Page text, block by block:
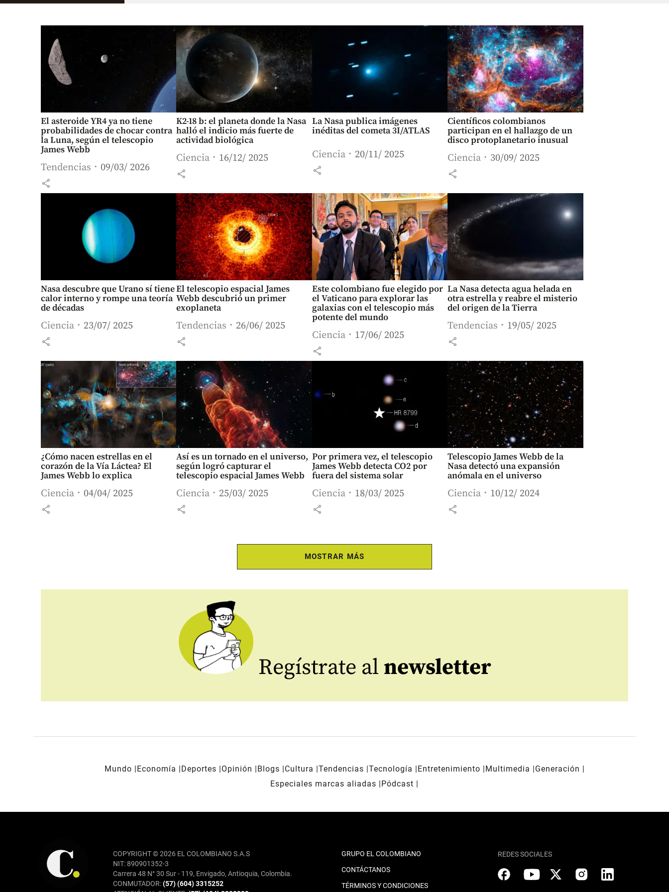
El asteroide YR4 ya no tiene
probabilidades de chocar contra
la Luna, según el telescopio
James Webb
Tendencias 09/03/ 2026
share
K2-18 b: el planeta donde la Nasa
halló el indicio más fuerte de
actividad biológica
Ciencia 16/12/ 2025
share
La Nasa publica imágenes
inéditas del cometa 3I/ATLAS
Ciencia 20/11/ 2025
share
Científicos colombianos
participan en el hallazgo de un
disco protoplanetario inusual
Ciencia 30/09/ 2025
share
Nasa descubre que Urano sí tiene
calor interno y rompe una teoría
de décadas
Ciencia 23/07/ 2025
share
El telescopio espacial James
Webb descubrió un primer
exoplaneta
Tendencias 26/06/ 2025
share
Este colombiano fue elegido por
el Vaticano para explorar las
galaxias con el telescopio más
potente del mundo
Ciencia 17/06/ 2025
share
La Nasa detecta agua helada en
otra estrella y reabre el misterio
del origen de la Tierra
Tendencias 19/05/ 2025
share
¿Cómo nacen estrellas en el
corazón de la Vía Láctea? El
James Webb lo explica
Ciencia 04/04/ 2025
share
Así es un tornado en el universo,
según logró capturar el
telescopio espacial James Webb
Ciencia 25/03/ 2025
share
Por primera vez, el telescopio
James Webb detecta CO2 por
fuera del sistema solar
Ciencia 18/03/ 2025
share
Telescopio James Webb de la
Nasa detectó una expansión
anómala en el universo
Ciencia 10/12/ 2024
share
MOSTRAR MÁS
Regístrate al newsletter
Mundo Economía Deportes Opinión Blogs Cultura Tendencias Tecnología Entretenimiento Multimedia
Generación
Especiales marcas aliadas
Pódcast
COPYRIGHT © 2026 EL COLOMBIANO S.A.S
NIT: 890901352-3
Carrera 48 N° 30 Sur - 119, Envigado, Antioquia, Colombia.
CONMUTADOR:(57) (604) 3315252
GRUPO EL COLOMBIANO
CONTÁCTANOS
TÉRMINOS Y CONDICIONES
REDES SOCIALES